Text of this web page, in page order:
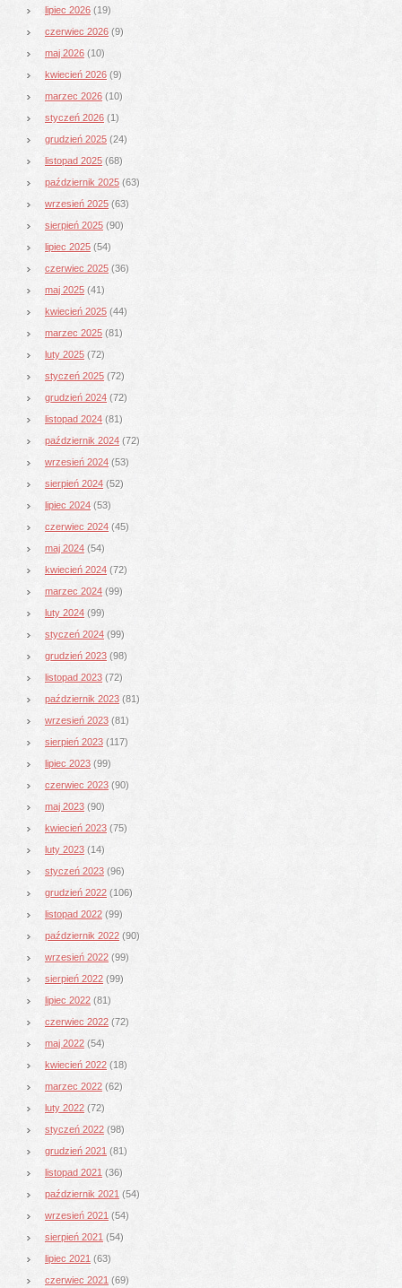
lipiec 2026 (19)
czerwiec 2026 (9)
maj 2026 (10)
kwiecień 2026 (9)
marzec 2026 (10)
styczeń 2026 (1)
grudzień 2025 (24)
listopad 2025 (68)
październik 2025 (63)
wrzesień 2025 (63)
sierpień 2025 (90)
lipiec 2025 (54)
czerwiec 2025 (36)
maj 2025 (41)
kwiecień 2025 (44)
marzec 2025 (81)
luty 2025 (72)
styczeń 2025 (72)
grudzień 2024 (72)
listopad 2024 (81)
październik 2024 (72)
wrzesień 2024 (53)
sierpień 2024 (52)
lipiec 2024 (53)
czerwiec 2024 (45)
maj 2024 (54)
kwiecień 2024 (72)
marzec 2024 (99)
luty 2024 (99)
styczeń 2024 (99)
grudzień 2023 (98)
listopad 2023 (72)
październik 2023 (81)
wrzesień 2023 (81)
sierpień 2023 (117)
lipiec 2023 (99)
czerwiec 2023 (90)
maj 2023 (90)
kwiecień 2023 (75)
luty 2023 (14)
styczeń 2023 (96)
grudzień 2022 (106)
listopad 2022 (99)
październik 2022 (90)
wrzesień 2022 (99)
sierpień 2022 (99)
lipiec 2022 (81)
czerwiec 2022 (72)
maj 2022 (54)
kwiecień 2022 (18)
marzec 2022 (62)
luty 2022 (72)
styczeń 2022 (98)
grudzień 2021 (81)
listopad 2021 (36)
październik 2021 (54)
wrzesień 2021 (54)
sierpień 2021 (54)
lipiec 2021 (63)
czerwiec 2021 (69)